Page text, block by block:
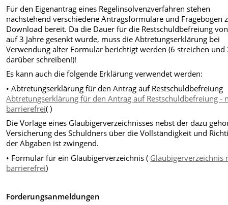
Für den Eigenantrag eines Regelinsolvenzverfahren stehen
nachstehend verschiedene Antragsformulare und Fragebögen
Download bereit. Da die Dauer für die Restschuldbefreiung
auf 3 Jahre gesenkt wurde, muss die Abtretungserklärung bei
Verwendung alter Formular berichtigt werden (6 streichen und
darüber schreiben!)!
Es kann auch die folgende Erklärung verwendet werden:
• Abtretungserklärung für den Antrag auf Restschuldbefreiung
Abtretungserklärung für den Antrag auf Restschuldbefreiung -
barrierefrei( )
Die Vorlage eines Gläubigerverzeichnisses nebst der dazu
Versicherung des Schuldners über die Vollständigkeit und
der Abgaben ist zwingend.
• Formular für ein Gläubigerverzeichnis ( Gläubigerverzeichnis
barrierefrei)
Forderungsanmeldungen